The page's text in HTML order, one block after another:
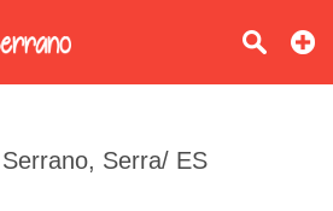
Serra/ ES